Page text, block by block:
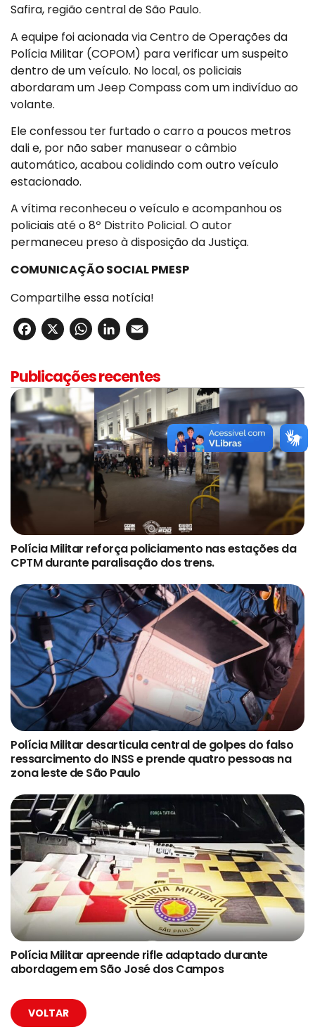
Safira, região central de São Paulo.
A equipe foi acionada via Centro de Operações da
Polícia Militar (COPOM) para verificar um suspeito
dentro de um veículo. No local, os policiais
abordaram um Jeep Compass com um indivíduo ao
volante.
Ele confessou ter furtado o carro a poucos metros
dali e, por não saber manusear o câmbio
automático, acabou colidindo com outro veículo
estacionado.
A vítima reconheceu o veículo e acompanhou os
policiais até o 8º Distrito Policial. O autor
permaneceu preso à disposição da Justiça.
COMUNICAÇÃO SOCIAL PMESP
Compartilhe essa notícia!
Facebook
X WhatsApp
LinkedIn
Publicações recentes
Polícia Militar reforça policiamento nas estações da
CPTM durante paralisação dos trens.
Polícia Militar desarticula central de golpes do falso
ressarcimento do INSS e prende quatro pessoas na
zona leste de São Paulo
Polícia Militar apreende rifle adaptado durante
abordagem em São José dos Campos
VOLTAR